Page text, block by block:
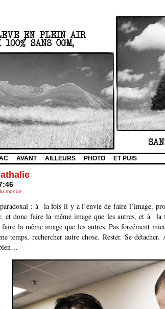
AVANT AILLEURS PHOTO ET PUIS
monde
paradoxal : à la fois il y a l’envie de faire l’image,
et donc faire la même image que les autres, et à la
faire la même image que les autres. Pas forcément
temps, rechercher autre chose. Rester. Se